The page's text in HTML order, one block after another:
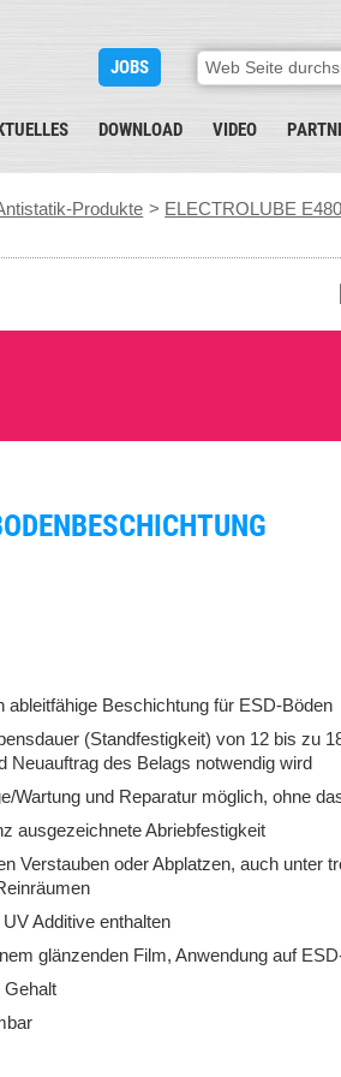
JOBS
DOWNLOAD VIDEO
Produkte > ELECTROLUBE
ableitfähige Beschichtung für ESD-Böden
(Standfestigkeit) von 12 bis zu
Neuauftrag des Belags notwendig wird
Wartung und Reparatur möglich, ohne
ausgezeichnete Abriebfestigkeit
Verstauben oder Abplatzen, auch unter
Additive enthalten
glänzenden Film, Anwendung auf
Gehalt